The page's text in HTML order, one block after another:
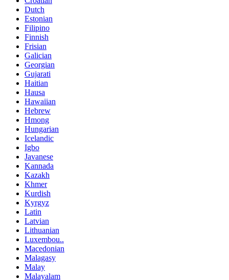
Dutch
Estonian
Filipino
Finnish
Frisian
Galician
Georgian
Gujarati
Haitian
Hausa
Hawaiian
Hebrew
Hmong
Hungarian
Icelandic
Igbo
Javanese
Kannada
Kazakh
Khmer
Kurdish
Kyrgyz
Latin
Latvian
Lithuanian
Luxembou..
Macedonian
Malagasy
Malay
Malayalam